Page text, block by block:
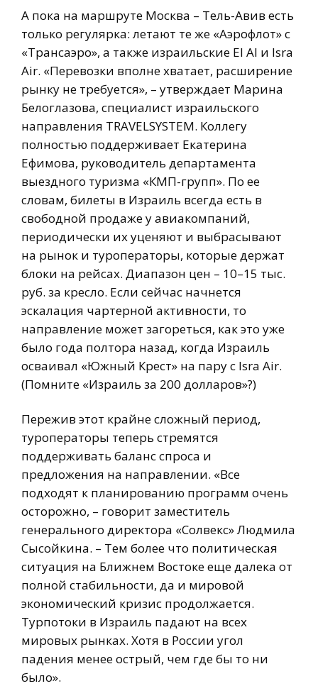
А пока на маршруте Москва – Тель-Авив есть
только регулярка: летают те же «Аэрофлот» с
«Трансаэро», а также израильские El Al и Isra
Air. «Перевозки вполне хватает, расширение
рынку не требуется», – утверждает Марина
Белоглазова, специалист израильского
направления TRAVELSYSTEM. Коллегу
полностью поддерживает Екатерина
Ефимова, руководитель департамента
выездного туризма «КМП-групп». По ее
словам, билеты в Израиль всегда есть в
свободной продаже у авиакомпаний,
периодически их уценяют и выбрасывают
на рынок и туроператоры, которые держат
блоки на рейсах. Диапазон цен – 10–15 тыс.
руб. за кресло. Если сейчас начнется
эскалация чартерной активности, то
направление может загореться, как это уже
было года полтора назад, когда Израиль
осваивал «Южный Крест» на пару с Isra Air.
(Помните «Израиль за 200 долларов»?)
Пережив этот крайне сложный период,
туроператоры теперь стремятся
поддерживать баланс спроса и
предложения на направлении. «Все
подходят к планированию программ очень
осторожно, – говорит заместитель
генерального директора «Солвекс» Людмила
Сысойкина. – Тем более что политическая
ситуация на Ближнем Востоке еще далека от
полной стабильности, да и мировой
экономический кризис продолжается.
Турпотоки в Израиль падают на всех
мировых рынках. Хотя в России угол
падения менее острый, чем где бы то ни
было».